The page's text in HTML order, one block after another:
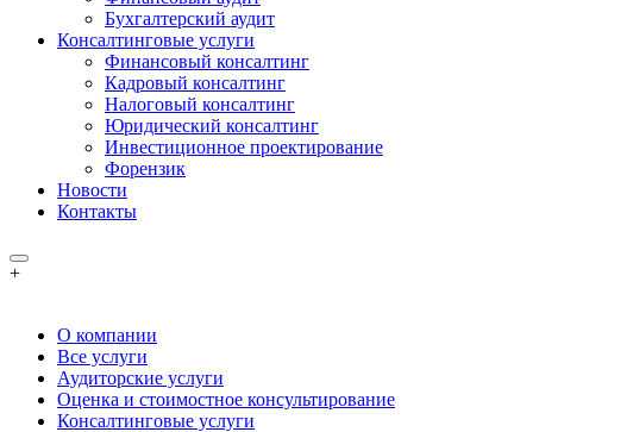
Бухгалтерский аудит
Консалтинговые услуги
Финансовый консалтинг
Кадровый консалтинг
Налоговый консалтинг
Юридический консалтинг
Инвестиционное проектирование
Форензик
Новости
Контакты
+
О компании
Все услуги
Аудиторские услуги
Оценка и стоимостное консультирование
Консалтинговые услуги